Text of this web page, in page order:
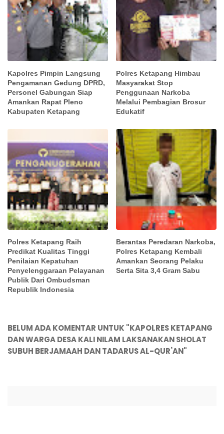
Kapolres Pimpin Langsung
Pengamanan Gedung DPRD,
Personel Gabungan Siap
Amankan Rapat Pleno
Kabupaten Ketapang
Polres Ketapang Himbau
Masyarakat Stop
Penggunaan Narkoba
Melalui Pembagian Brosur
Edukatif
Polres Ketapang Raih
Predikat Kualitas Tinggi
Penilaian Kepatuhan
Penyelenggaraan Pelayanan
Publik Dari Ombudsman
Republik Indonesia
Berantas Peredaran Narkoba,
Polres Ketapang Kembali
Amankan Seorang Pelaku
Serta Sita 3,4 Gram Sabu
BELUM ADA KOMENTAR UNTUK "KAPOLRES KETAPANG
DAN WARGA DESA KALI NILAM LAKSANAKAN SHOLAT
SUBUH BERJAMAAH DAN TADARUS AL-QUR’AN"